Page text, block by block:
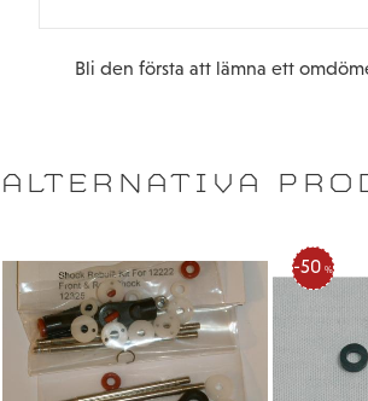
Bli den första att lämna ett
ALTERNATIVA
50 %